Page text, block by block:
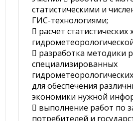
статистическими и
ГИС-технологиями;
 расчет статистических
 разработка методики
специализированных
для обеспечения
экономики нужной
 выполнение работ по
потребителей и